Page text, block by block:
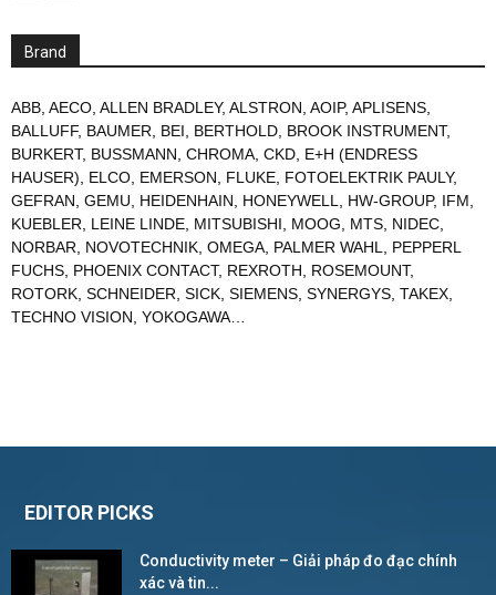
Brand
ABB AECO ALLEN BRADLEY, ALSTRON AOIP, APLISENS
BALLUFF, BAUMER BEI BERTHOLD BROOK INSTRUMENT,
BURKERT, BUSSMANN CHROMA CKD E+H (ENDRESS
HAUSER)
ELCO EMERSON FLUKE FOTOELEKTRIK PAULY,
GEFRAN GEMU HEIDENHAIN HONEYWELL HW-GROUP, IFM
KUEBLER
LEINE LINDE MITSUBISHI MOOG MTS NIDEC
NORBAR
NOVOTECHNIK OMEGA PALMER WAHL
PEPPERL
FUCHS PHOENIX CONTACT, REXROTH ROSEMOUNT,
ROTORK SCHNEIDER SICK SIEMENS SYNERGYS TAKEX
TECHNO VISION YOKOGAWA
EDITOR PICKS
Conductivity meter – Giải pháp đo đạc chính
xác và tin...